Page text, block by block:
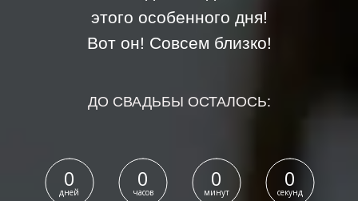
0
дней
0
часов
0
минут
0
секунд
ДО СВАДЬБЫ ОСТАЛОСЬ:
этого особенного дня!
Вот он! Совсем близко!